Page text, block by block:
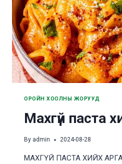
ОРОЙН ХООЛНЫ ЖОРУУД
Махгүй паста
By admin 2024-08-28
МАХГҮЙ ПАСТА ХИЙХ АРГА